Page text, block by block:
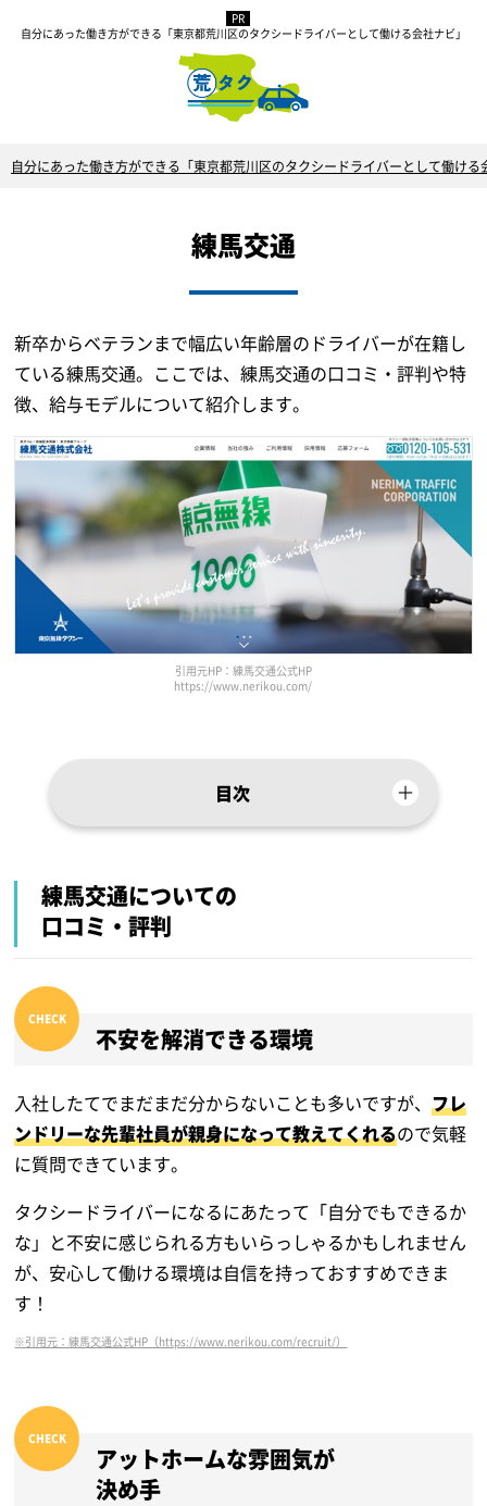
自分にあった働き方ができる「東京都荒川区のタクシードライバーとして働ける会社ナビ」
自分にあった働き方ができる「東京都荒川区のタクシードライバーとして働ける
練馬交通
新卒からベテランまで幅広い年齢層のドライバーが在籍し
ている練馬交通。ここでは、練馬交通の口コミ・評判や特
徴、給与モデルについて紹介します。
引用元HP：練馬交通公式HP
https://www.nerikou.com/
目次
練馬交通についての
口コミ・評判
不安を解消できる環境
入社したてでまだまだ分からないことも多いですが、フレ
ンドリーな先輩社員が親身になって教えてくれるので気軽
に質問できています。
タクシードライバーになるにあたって「自分でもできるか
な」と不安に感じられる方もいらっしゃるかもしれません
が、安心して働ける環境は自信を持っておすすめできま
す！
※引用元：練馬交通公式HP（https://www.nerikou.com/recruit/）
アットホームな雰囲気が
決め手